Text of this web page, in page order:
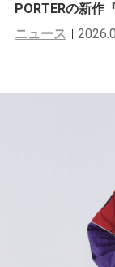
PORTERの新作
ニュース